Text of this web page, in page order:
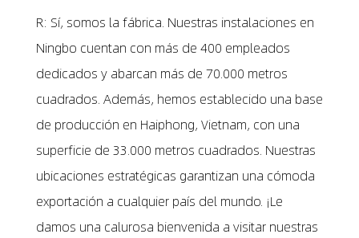
R: Sí, somos la fábrica. Nuestras instalaciones en
Ningbo cuentan con más de 400 empleados
dedicados y abarcan más de 70.000 metros
cuadrados. Además, hemos establecido una base
de producción en Haiphong, Vietnam, con una
superficie de 33.000 metros cuadrados. Nuestras
ubicaciones estratégicas garantizan una cómoda
exportación a cualquier país del mundo. ¡Le
damos una calurosa bienvenida a visitar nuestras